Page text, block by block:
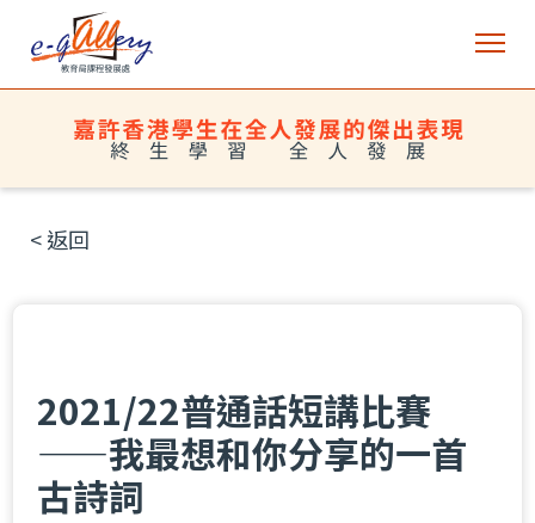
< 返回
2021/22普通話短講比賽
——我最想和你分享的一首
古詩詞